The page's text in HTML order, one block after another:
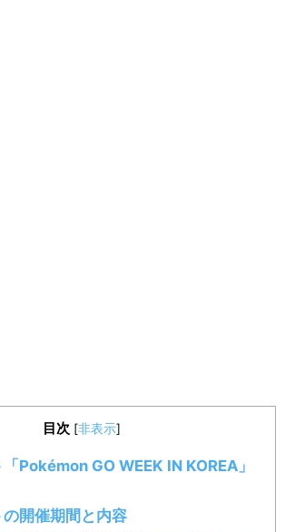
目次 [非表示]
Pokémon GO WEEK IN KOREA」
開催期間と内容